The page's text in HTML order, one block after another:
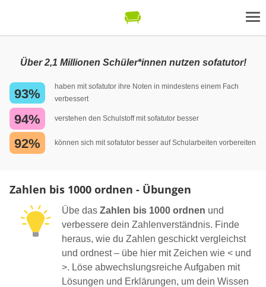
Über 2,1 Millionen Schüler*innen nutzen sofatutor!
93%
haben mit sofatutor ihre Noten in mindestens einem Fach
verbessert
94% verstehen den Schulstoff mit sofatutor besser
92% können sich mit sofatutor besser auf Schularbeiten vorbereiten
Zahlen bis 1000 ordnen - Übungen
Übe das Zahlen bis 1000 ordnen und
verbessere dein Zahlenverständnis. Finde
heraus, wie du Zahlen geschickt vergleichst
und ordnest – übe hier mit Zeichen wie < und
>. Löse abwechslungsreiche Aufgaben mit
Lösungen und Erklärungen, um dein Wissen